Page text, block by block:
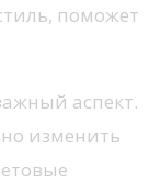
поможет
аспект.
изменить